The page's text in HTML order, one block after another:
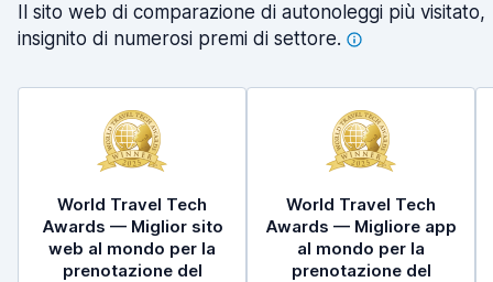
Il sito web di comparazione di autonoleggi più visitato,
insignito di numerosi premi di settore.
World Travel Tech
Awards — Miglior sito
web al mondo per la
prenotazione del
World Travel Tech
Awards — Migliore app
al mondo per la
prenotazione del